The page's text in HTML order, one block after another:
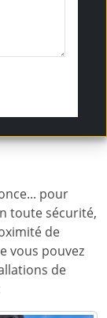
pour
toute sécurité,
de
vous pouvez
de